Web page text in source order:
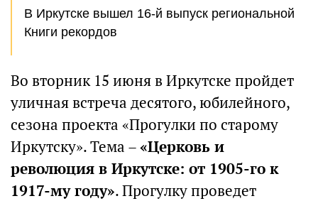
В Иркутске вышел 16-й выпуск региональной
Книги рекордов
Во вторник 15 июня в Иркутске пройдет
уличная встреча десятого, юбилейного,
сезона проекта «Прогулки по старому
Иркутску». Тема –«Церковь и
революция в Иркутске: от 1905-го к
1917-му году». Прогулку проведет